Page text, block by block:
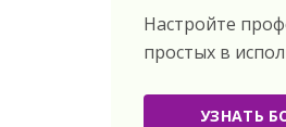
Настройте
простых в
УЗНАТЬ